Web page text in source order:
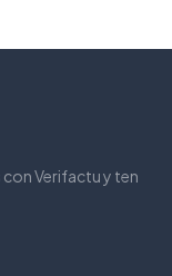
Verifactu y ten